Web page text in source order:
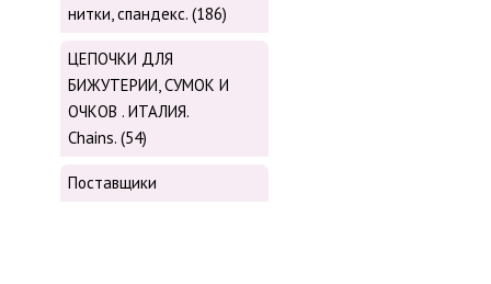
нитки, cпандекс. (186)
ЦЕПОЧКИ ДЛЯ
БИЖУТЕРИИ, СУМОК И
ОЧКОВ . ИТАЛИЯ.
Chains. (54)
Поставщики